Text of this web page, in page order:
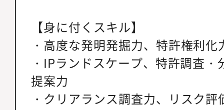
【身に付くスキル】
・高度な発明発掘力、特許権利
・IPランドスケープ、特許調査
提案力
・クリアランス調査力、リスク評